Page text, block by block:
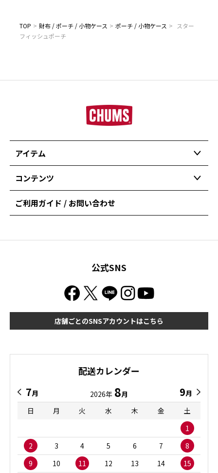
TOP > 財布 / ポーチ / 小物ケース > ポーチ / 小物ケース >
スター
フィッシュポーチ
アイテム
コンテンツ
ご利用ガイド / お問い合わせ
公式SNS
店舗ごとのSNSアカウントはこちら
配送カレンダー
7月 2026年 8月 9月
日
月 火 水 木 金
土
1
2
3 4 5 6 7
8
9
10 11 12 13 14 15